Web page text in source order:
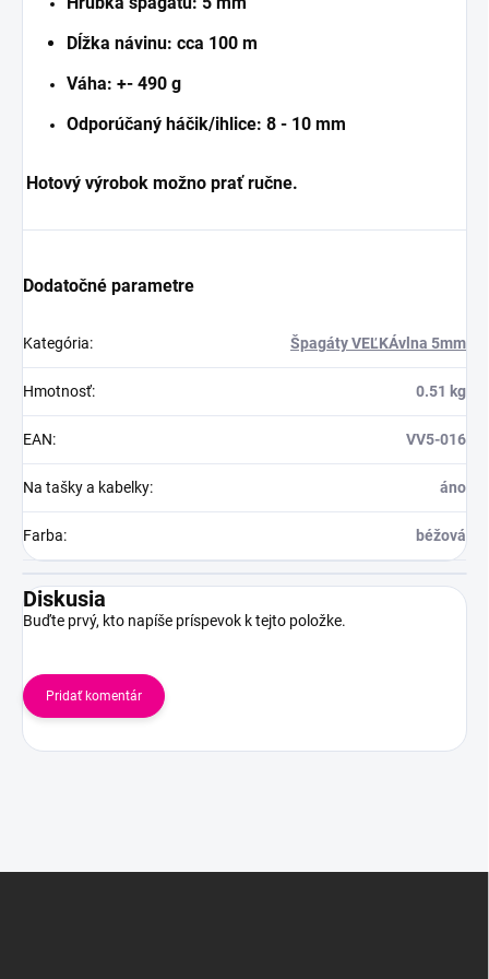
Dĺžka návinu: cca 100 m
Váha: +- 490 g
Odporúčaný háčik/ihlice: 8 - 10 mm
Hotový výrobok možno prať ručne.
Dodatočné parametre
Kategória: Špagáty VEĽKÁvlna 5mm
Hmotnosť: 0.51 kg
EAN: VV5-016
Na tašky a kabelky: áno
Farba: béžová
Diskusia
Buďte prvý, kto napíše príspevok k tejto položke.
Pridať komentár